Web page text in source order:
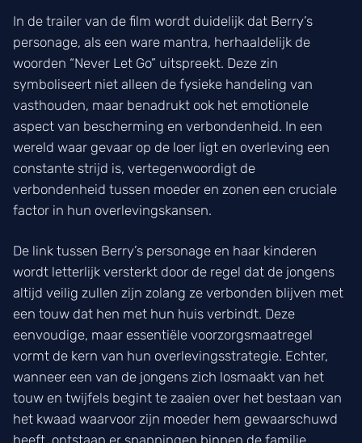
In de trailer van de film wordt duidelijk dat Berry’s
personage, als een ware mantra, herhaaldelijk de
woorden “Never Let Go” uitspreekt. Deze zin
symboliseert niet alleen de fysieke handeling van
vasthouden, maar benadrukt ook het emotionele
aspect van bescherming en verbondenheid. In een
wereld waar gevaar op de loer ligt en overleving een
constante strijd is, vertegenwoordigt de
verbondenheid tussen moeder en zonen een cruciale
factor in hun overlevingskansen.
De link tussen Berry’s personage en haar kinderen
wordt letterlijk versterkt door de regel dat de jongens
altijd veilig zullen zijn zolang ze verbonden blijven met
een touw dat hen met hun huis verbindt. Deze
eenvoudige, maar essentiële voorzorgsmaatregel
vormt de kern van hun overlevingsstrategie. Echter,
wanneer een van de jongens zich losmaakt van het
touw en twijfels begint te zaaien over het bestaan van
het kwaad waarvoor zijn moeder hem gewaarschuwd